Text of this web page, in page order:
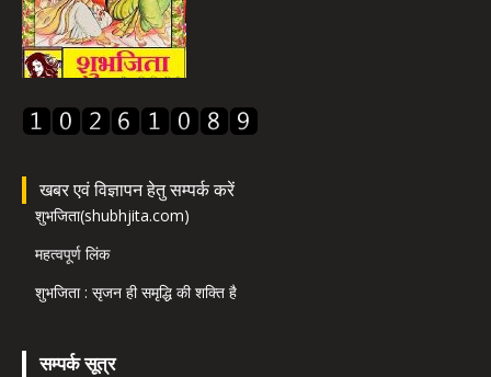
खबर एवं विज्ञापन हेतु सम्पर्क करें
शुभजिता(shubhjita.com)
महत्वपूर्ण लिंक
शुभजिता : सृजन ही समृद्धि की शक्ति है
सम्पर्क सूत्र